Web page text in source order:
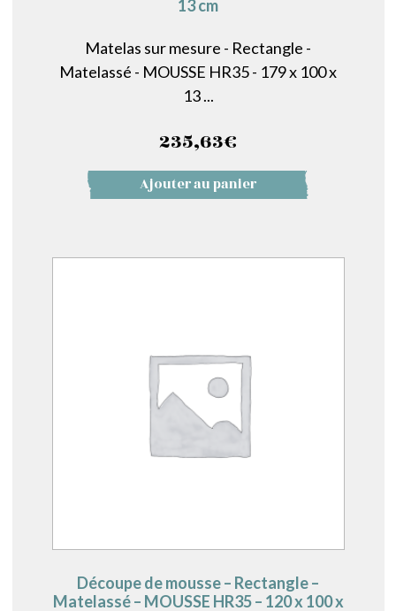
13 cm
Matelas sur mesure - Rectangle -
Matelassé - MOUSSE HR35 - 179 x 100 x
13 ...
235,63€
Ajouter au panier
Découpe de mousse – Rectangle –
Matelassé – MOUSSE HR35 – 120 x 100 x